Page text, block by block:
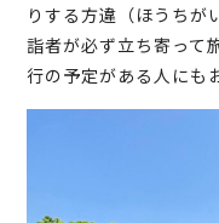
りする方違（ほうちが
詣者が必ず立ち寄って
行の予定がある人にも